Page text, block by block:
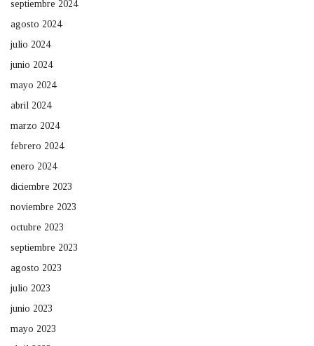
septiembre 2024
agosto 2024
julio 2024
junio 2024
mayo 2024
abril 2024
marzo 2024
febrero 2024
enero 2024
diciembre 2023
noviembre 2023
octubre 2023
septiembre 2023
agosto 2023
julio 2023
junio 2023
mayo 2023